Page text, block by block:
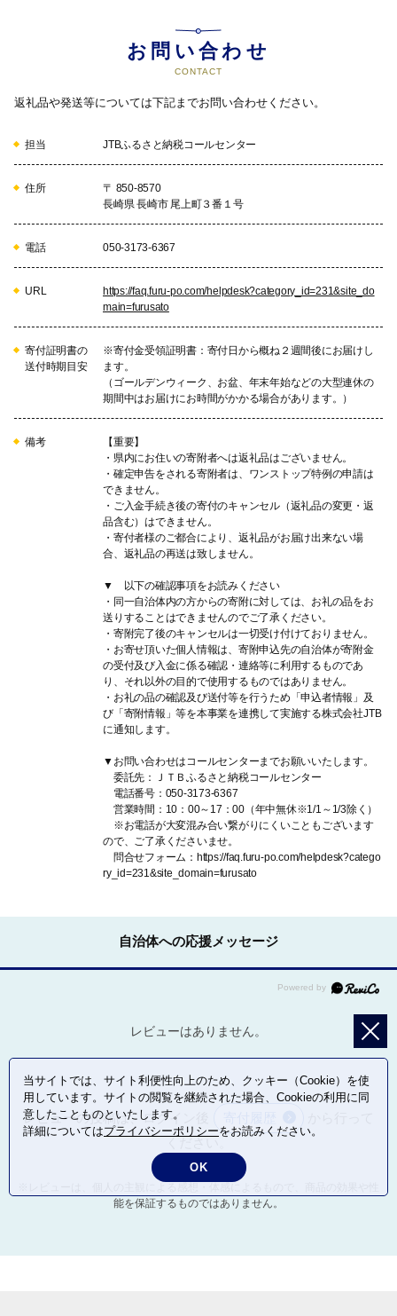
お問い合わせ
CONTACT
返礼品や発送等については下記までお問い合わせください。
担当 JTBふるさと納税コールセンター
住所
〒 850-8570
長崎県 長崎市 尾上町３番１号
電話 050-3173-6367
URL
https://faq.furu-po.com/helpdesk?category_id=231&site_do
main=furusato
寄付証明書の
送付時期目安
※寄付金受領証明書：寄付日から概ね２週間後にお届けし
ます。
（ゴールデンウィーク、お盆、年末年始などの大型連休の
期間中はお届けにお時間がかかる場合があります。）
備考
【重要】
・県内にお住いの寄附者へは返礼品はございません。
・確定申告をされる寄附者は、ワンストップ特例の申請は
できません。
・ご入金手続き後の寄付のキャンセル（返礼品の変更・返
品含む）はできません。
・寄付者様のご都合により、返礼品がお届け出来ない場
合、返礼品の再送は致しません。
▼ 以下の確認事項をお読みください
・同一自治体内の方からの寄附に対しては、お礼の品をお
送りすることはできませんのでご了承ください。
・寄附完了後のキャンセルは一切受け付けておりません。
・お寄せ頂いた個人情報は、寄附申込先の自治体が寄附金
の受付及び入金に係る確認・連絡等に利用するものであ
り、それ以外の目的で使用するものではありません。
・お礼の品の確認及び送付等を行うため「申込者情報」及
び「寄附情報」等を本事業を連携して実施する株式会社JTB
に通知します。
▼お問い合わせはコールセンターまでお願いいたします。
委託先：ＪＴＢふるさと納税コールセンター
電話番号：050-3173-6367
営業時間：10：00～17：00（年中無休※1/1～1/3除く）
※お電話が大変混み合い繋がりにくいこともございます
ので、ご了承くださいませ。
問合せフォーム：https://faq.furu-po.com/helpdesk?catego
ry_id=231&site_domain=furusato
自治体への応援メッセージ
レビューはありません。
レビューの投稿は、ログイン後
能を保証するものではありません。
当サイトでは、サイト利便性向上のため、クッキー（Cookie）を使
用しています。サイトの閲覧を継続された場合、Cookieの利用に同
意したことものといたします。
詳細についてはプライバシーポリシーをお読みください。
OK